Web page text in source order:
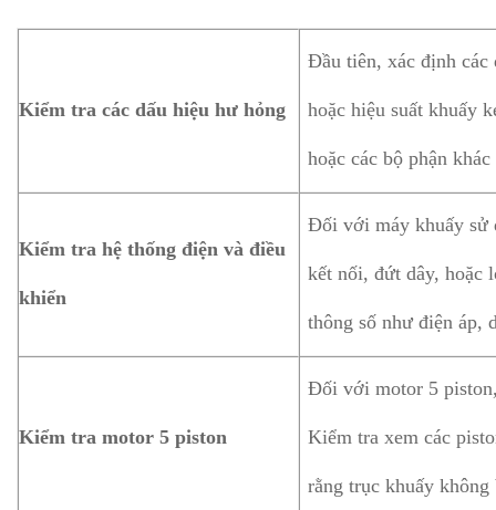
Kiểm tra các dấu hiệu hư hỏng
Đầu tiên, xác định các
hoặc hiệu suất khuấy
hoặc các bộ phận
Kiểm tra hệ thống điện và điều
khiển
Đối với máy khuấy sử
kết nối, đứt dây, hoặc
thông số như điện áp,
Kiểm tra motor 5 piston
Đối với motor 5
Kiểm tra xem các
rằng trục khuấy